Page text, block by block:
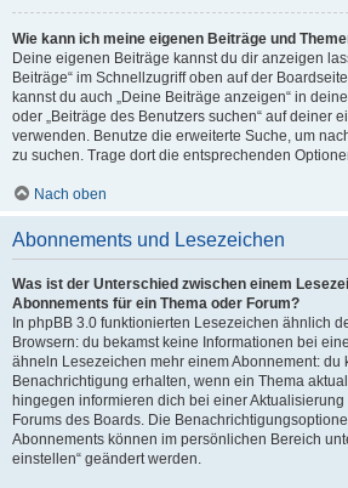
Wie kann ich meine eigenen Beiträge und
Deine eigenen Beiträge kannst du dir anzeigen
Beiträge“ im Schnellzugriff oben auf der
kannst du auch „Deine Beiträge anzeigen“ in
oder „Beiträge des Benutzers suchen“ auf deiner
verwenden. Benutze die erweiterte Suche, um
zu suchen. Trage dort die entsprechenden
Nach oben
Abonnements und Lesezeichen
Was ist der Unterschied zwischen einem
Abonnements für ein Thema oder Forum?
In phpBB 3.0 funktionierten Lesezeichen ähnlich
Browsern: du bekamst keine Informationen bei
ähneln Lesezeichen mehr einem Abonnement: du
Benachrichtigung erhalten, wenn ein Thema
hingegen informieren dich bei einer
Forums des Boards. Die
Abonnements können im persönlichen Bereich
einstellen“ geändert werden.